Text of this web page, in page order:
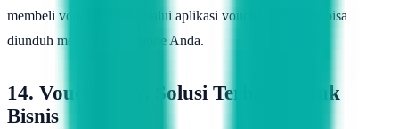
membeli voucher TV melalui aplikasi voucher TV yang bisa
diunduh melalui smartphone Anda.
14. Voucher TV, Solusi Terbaik untuk
Bisnis